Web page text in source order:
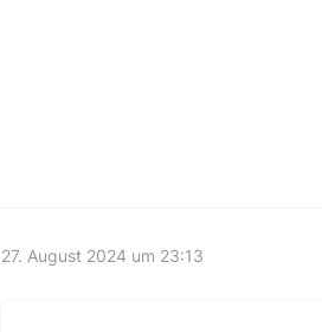
27. August 2024 um 23:13